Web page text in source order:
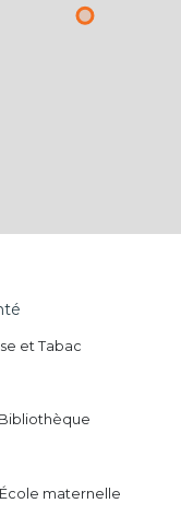
et Tabac
Bibliothèque
École maternelle